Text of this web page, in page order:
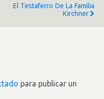
El Testaferro De La Familia
Kirchner
para publicar un